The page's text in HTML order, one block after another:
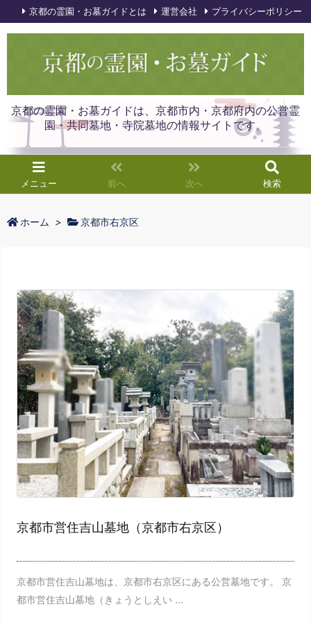
京都の霊園・お墓ガイドは、京都市内・京都府内の公営霊
園・共同墓地・寺院墓地の情報サイトです。
メニュー 前へ 次へ 検索
京都の霊園・お墓ガイドとは 運営会社 プライバシーポリシー
ホーム > 京都市右京区
京都市営住吉山墓地（京都市右京区）
京都市営住吉山墓地は、京都市右京区にある公営墓地です。 京
都市営住吉山墓地（きょうとしえい ...